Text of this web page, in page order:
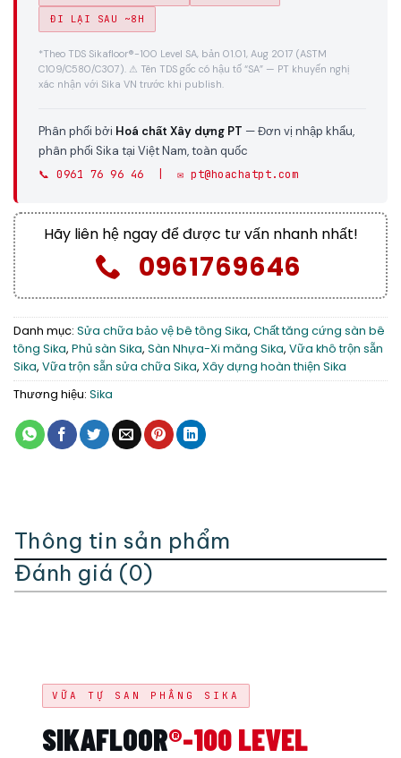
ĐI LẠI SAU ~8H
*Theo TDS Sikafloor®-100 Level SA, bản 01.01, Aug 2017 (ASTM
C109/C580/C307). ⚠ Tên TDS gốc có hậu tố “SA” — PT khuyến nghị
xác nhận với Sika VN trước khi publish.
Phân phối bởi Hoá chất Xây dựng PT — Đơn vị nhập khẩu,
phân phối Sika tại Việt Nam, toàn quốc
📞 0961 76 96 46 | ✉️ pt@hoachatpt.com
Hãy liên hệ ngay để được tư vấn nhanh nhất!
0961769646
Danh mục: Sửa chữa bảo vệ bê tông Sika, Chất tăng cứng sàn bê
tông Sika, Phủ sàn Sika, Sàn Nhựa-Xi măng Sika, Vữa khô trộn sẵn
Sika, Vữa trộn sẵn sửa chữa Sika, Xây dựng hoàn thiện Sika
Thương hiệu: Sika
Thông tin sản phẩm
Đánh giá (0)
VỮA TỰ SAN PHẲNG SIKA
SIKAFLOOR®-100 LEVEL